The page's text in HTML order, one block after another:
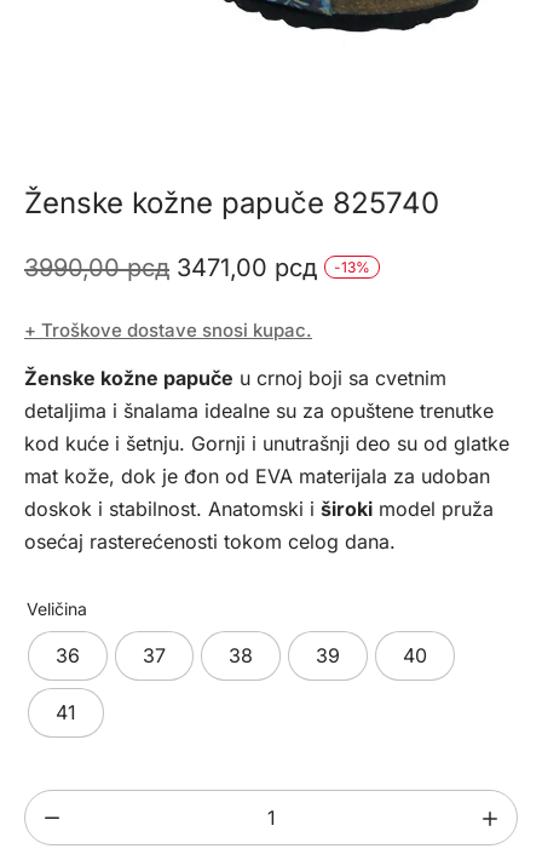
Ženske kožne papuče 825740
3990,00рсд Originalna
je
bila:
3990,00 рсд.
3471,00 рсдTrenutna
3471,00 рсд.
-13%
+ Troškove dostave snosi kupac.
Ženske kožne papuče u crnoj boji sa cvetnim
detaljima i šnalama idealne su za opuštene trenutke
kod kuće i šetnju. Gornji i unutrašnji deo su od glatke
mat kože, dok je đon od EVA materijala za udoban
doskok i stabilnost. Anatomski i široki model pruža
osećaj rasterećenosti tokom celog dana.
Veličina
36 37 38 39 40
41
Ženske
kožne